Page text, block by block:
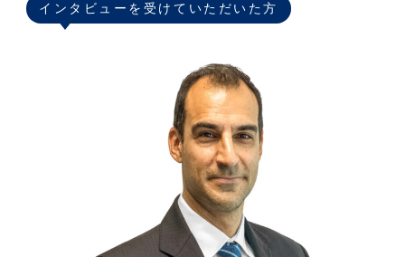
インタビューを受けていただいた方